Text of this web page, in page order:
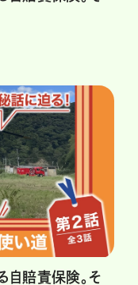
自賠責保険。そ